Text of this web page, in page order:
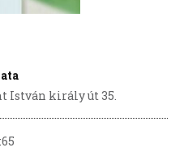
István király út 35.